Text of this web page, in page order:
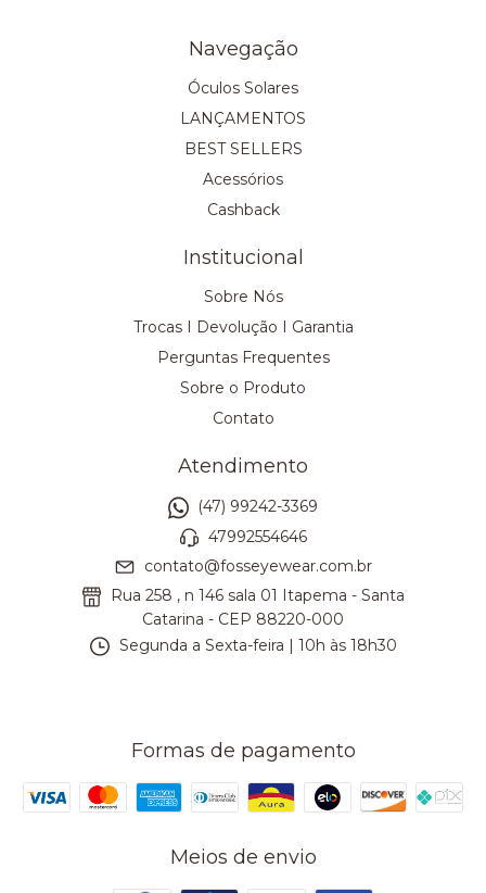
Navegação
Óculos Solares
LANÇAMENTOS
BEST SELLERS
Acessórios
Cashback
Institucional
Sobre Nós
Trocas I Devolução I Garantia
Perguntas Frequentes
Sobre o Produto
Contato
Atendimento
(47) 99242-3369
47992554646
contato@fosseyewear.com.br
Rua 258 , n 146 sala 01 Itapema - Santa
Catarina - CEP 88220-000
Segunda a Sexta-feira | 10h às 18h30
Formas de pagamento
Meios de envio